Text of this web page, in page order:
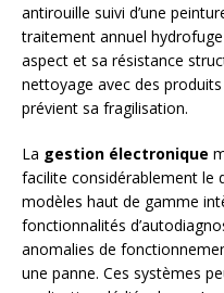
antirouille suivi d’une
traitement annuel
aspect et sa résistance
nettoyage avec des
prévient sa fragilisation.
La gestion électronique
facilite considérablement le
modèles haut de gamme
fonctionnalités
anomalies de
une panne. Ces systèmes